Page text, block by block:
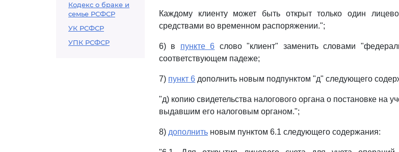
Кодекс о браке и
семье РСФСР
УК РСФСР
УПК РСФСР
Каждому клиенту может быть открыт только один
средствами во временном распоряжении.";
6) в пункте 6 слово "клиент" заменить словами
соответствующем падеже;
7) пункт 6 дополнить новым подпунктом "д" следующего
"д) копию свидетельства налогового органа о постановке на
выдавшим его налоговым органом.";
8) дополнить новым пунктом 6.1 следующего содержания: